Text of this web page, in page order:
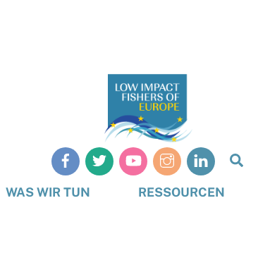
WAS WIR TUN RESSOURCEN